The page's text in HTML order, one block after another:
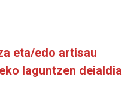
eta/edo artisau
laguntzen deialdia